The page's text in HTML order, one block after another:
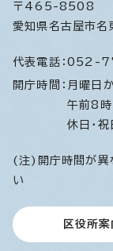
〒465-8508
愛知県名古屋市
代表電話： 052-
開庁時間： 月曜日
午前8
休日・祝
(注)開庁時間が異
い
区役所案